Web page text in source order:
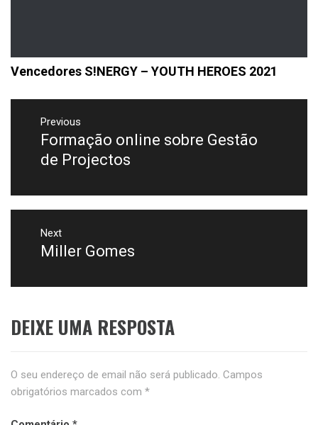
Vencedores S!NERGY – YOUTH HEROES 2021
Previous
Formação online sobre Gestão
de Projectos
Next
Miller Gomes
DEIXE UMA RESPOSTA
O seu endereço de email não será publicado. Campos
obrigatórios marcados com *